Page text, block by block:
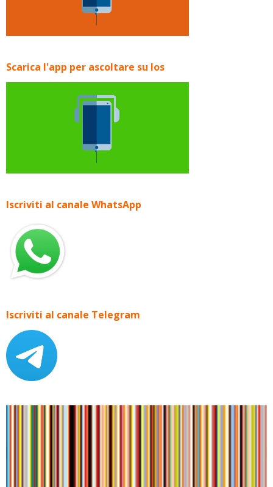
Scarica l'app per ascoltare su Ios
Iscriviti al canale WhatsApp
Iscriviti al canale Telegram